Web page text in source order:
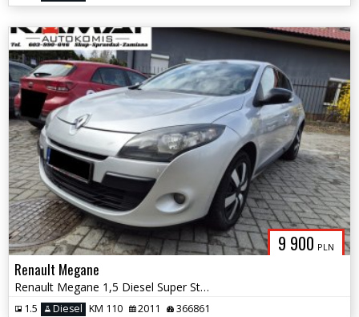
9 900 PLN
Renault Megane
Renault Megane 1,5 Diesel Super Stan Zamiana
1.5 Diesel KM 110 2011 366861